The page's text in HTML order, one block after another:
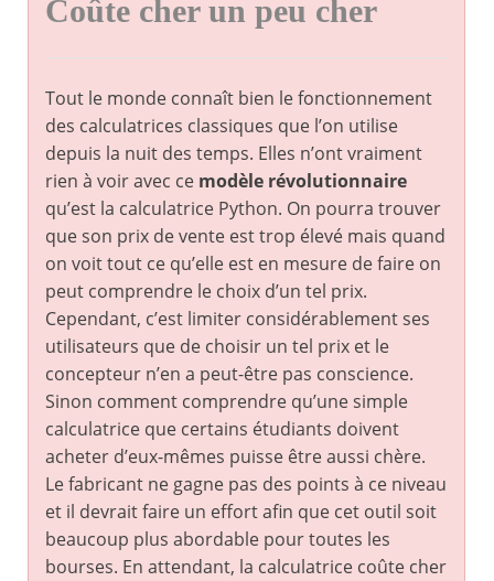
Coûte cher un peu cher
Tout le monde connaît bien le fonctionnement
des calculatrices classiques que l’on utilise
depuis la nuit des temps. Elles n’ont vraiment
rien à voir avec ce modèle révolutionnaire
qu’est la calculatrice Python. On pourra trouver
que son prix de vente est trop élevé mais quand
on voit tout ce qu’elle est en mesure de faire on
peut comprendre le choix d’un tel prix.
Cependant, c’est limiter considérablement ses
utilisateurs que de choisir un tel prix et le
concepteur n’en a peut-être pas conscience.
Sinon comment comprendre qu’une simple
calculatrice que certains étudiants doivent
acheter d’eux-mêmes puisse être aussi chère.
Le fabricant ne gagne pas des points à ce niveau
et il devrait faire un effort afin que cet outil soit
beaucoup plus abordable pour toutes les
bourses. En attendant, la calculatrice coûte cher